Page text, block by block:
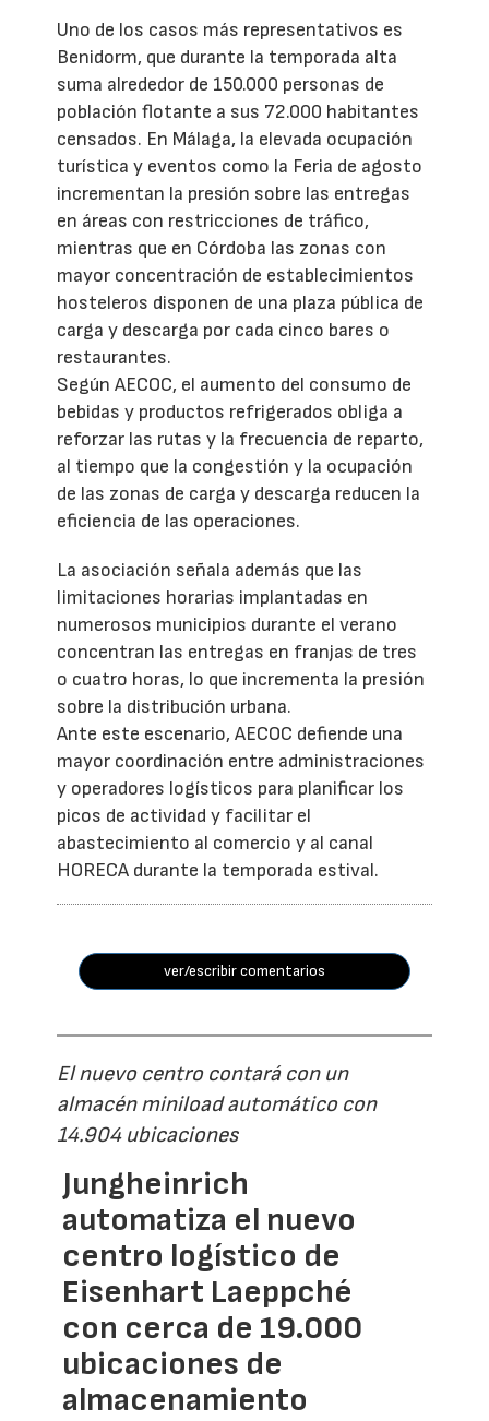
Uno de los casos más representativos es
Benidorm, que durante la temporada alta
suma alrededor de 150.000 personas de
población flotante a sus 72.000 habitantes
censados. En Málaga, la elevada ocupación
turística y eventos como la Feria de agosto
incrementan la presión sobre las entregas
en áreas con restricciones de tráfico,
mientras que en Córdoba las zonas con
mayor concentración de establecimientos
hosteleros disponen de una plaza pública de
carga y descarga por cada cinco bares o
restaurantes.
Según AECOC, el aumento del consumo de
bebidas y productos refrigerados obliga a
reforzar las rutas y la frecuencia de reparto,
al tiempo que la congestión y la ocupación
de las zonas de carga y descarga reducen la
eficiencia de las operaciones.
La asociación señala además que las
limitaciones horarias implantadas en
numerosos municipios durante el verano
concentran las entregas en franjas de tres
o cuatro horas, lo que incrementa la presión
sobre la distribución urbana.
Ante este escenario, AECOC defiende una
mayor coordinación entre administraciones
y operadores logísticos para planificar los
picos de actividad y facilitar el
abastecimiento al comercio y al canal
HORECA durante la temporada estival.
ver/escribir comentarios
El nuevo centro contará con un
almacén miniload automático con
14.904 ubicaciones
Jungheinrich
automatiza el nuevo
centro logístico de
Eisenhart Laeppché
con cerca de 19.000
ubicaciones de
almacenamiento